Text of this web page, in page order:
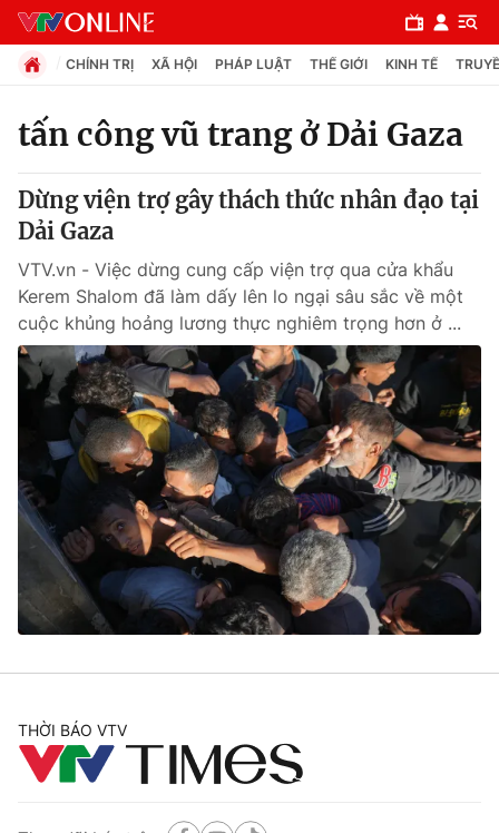
Chuyên mục
Chính trị
Xã hội
Pháp luật
Thế giới
Tin tức
Thế giới đó đây
Câu chuyện quốc tế
Kinh tế
Tài chính
Thị trường
Góc doanh nghiệp
Dữ liệu và đời sống
Truyền hình
Phim VTV
Hậu trường
Giải trí
Điện ảnh
CHÍNH TRỊ XÃ HỘI PHÁP LUẬT THẾ GIỚI KINH TẾ
tấn công vũ trang ở Dải Gaza
Dừng viện trợ gây thách thức nhân đạo tại
Dải Gaza
VTV.vn - Việc dừng cung cấp viện trợ qua cửa khẩu
Kerem Shalom đã làm dấy lên lo ngại sâu sắc về một
cuộc khủng hoảng lương thực nghiêm trọng hơn ở ...
THỜI BÁO VTV